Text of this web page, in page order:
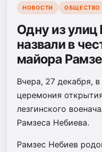
НОВОСТИ ОБЩЕСТВО
Одну из улиц
назвали в
майора
Вчера, 27 декабря,
церемония
лезгинского
Рамзеса Небиева.
Рамзес Небиев